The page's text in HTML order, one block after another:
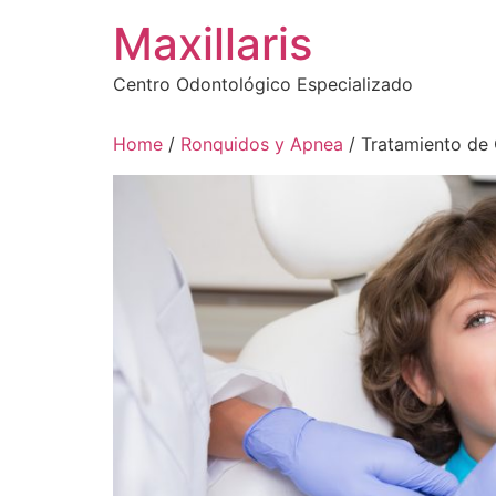
Maxillaris
Centro Odontológico Especializado
Home / Ronquidos y Apnea / Tratamiento de